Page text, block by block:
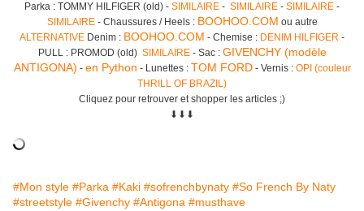
Parka : TOMMY HILFIGER (old) - SIMILAIRE - SIMILAIRE - SIMILAIRE -
SIMILAIRE- Chaussures / Heels : BOOHOO.COM ou autre
ALTERNATIVE Denim : BOOHOO.COM - Chemise : DENIM HILFIGER -
PULL : PROMOD (old) SIMILAIRE- Sac : GIVENCHY (modèle
ANTIGONA) - en Python - Lunettes : TOM FORD- Vernis : OPI (couleur
THRILL OF BRAZIL)
Cliquez pour retrouver et shopper les articles ;)
⬇︎⬇︎⬇︎
#Mon style #Parka #Kaki #sofrenchbynaty #So French By Naty
#streetstyle #Givenchy #Antigona #musthave